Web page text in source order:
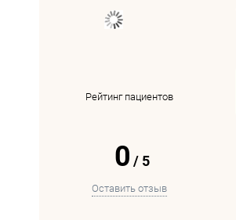
Рейтинг пациентов
0 / 5
Оставить отзыв